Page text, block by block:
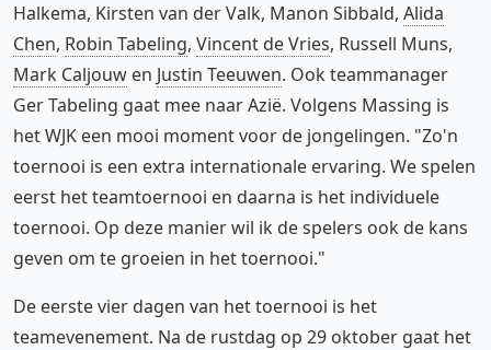
Halkema, Kirsten van der Valk, Manon Sibbald, Alida
Chen, Robin Tabeling, Vincent de Vries, Russell Muns,
Mark Caljouw en Justin Teeuwen. Ook teammanager
Ger Tabeling gaat mee naar Azië. Volgens Massing is
het WJK een mooi moment voor de jongelingen. "Zo'n
toernooi is een extra internationale ervaring. We spelen
eerst het teamtoernooi en daarna is het individuele
toernooi. Op deze manier wil ik de spelers ook de kans
geven om te groeien in het toernooi."
De eerste vier dagen van het toernooi is het
teamevenement. Na de rustdag op 29 oktober gaat het